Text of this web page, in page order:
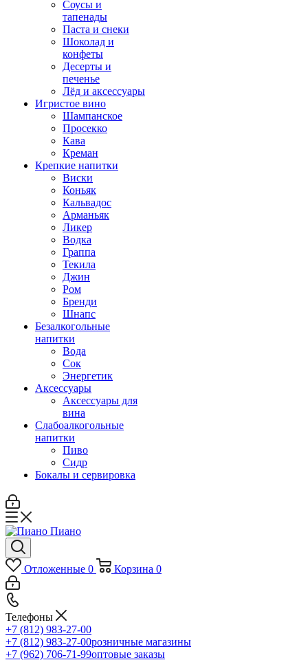
Соусы и
тапенады
Паста и снеки
Шоколад и
конфеты
Десерты и
печенье
Лёд и аксессуары
Игристое вино
Шампанское
Просекко
Кава
Креман
Крепкие напитки
Виски
Коньяк
Кальвадос
Арманьяк
Ликер
Водка
Граппа
Текила
Джин
Ром
Бренди
Шнапс
Безалкогольные
напитки
Вода
Сок
Энергетик
Аксессуары
Аксессуары для
вина
Слабоалкогольные
напитки
Пиво
Сидр
Бокалы и сервировка
Отложенные 0 Корзина 0
Телефоны
+7 (812) 983-27-00
+7 (812) 983-27-00розничные магазины
+7 (962) 706-71-99оптовые заказы